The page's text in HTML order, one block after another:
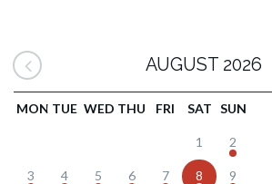
AUGUST 2026
MON TUE WED THU FRI SAT SUN
1 2
3 4 5 6 7 8 9